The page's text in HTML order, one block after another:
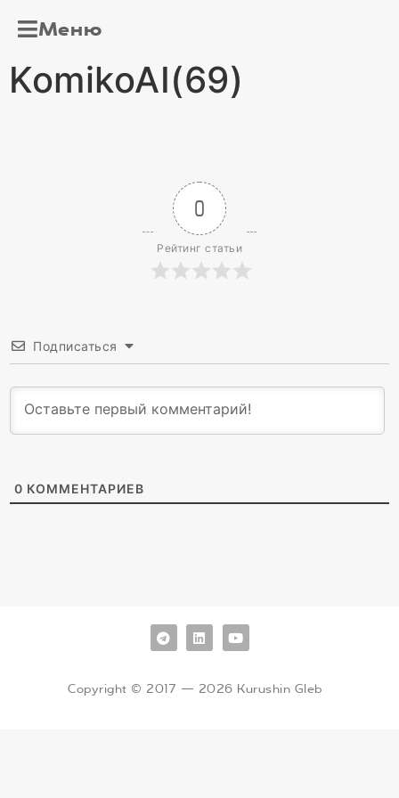
Меню
KomikoAI(69)
0
Рейтинг статьи
Подписаться
0 КОММЕНТАРИЕВ
Copyright © 2017 — 2026 Kurushin Gleb